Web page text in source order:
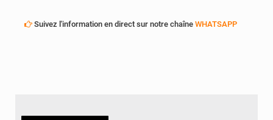
Suivez l'information en direct sur notre chaîne WHATSAPP